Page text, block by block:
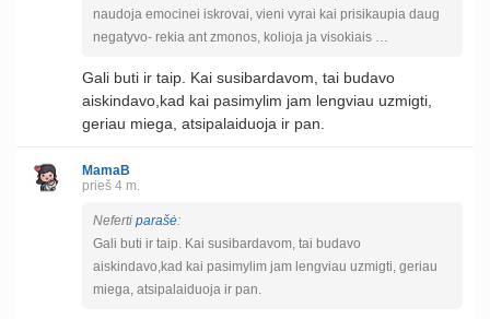
naudoja emocinei iskrovai, vieni vyrai kai prisikaupia daug
negatyvo- rekia ant zmonos, kolioja ja visokiais …
Gali buti ir taip. Kai susibardavom, tai budavo
aiskindavo,kad kai pasimylim jam lengviau uzmigti,
geriau miega, atsipalaiduoja ir pan.
MamaB
prieš 4 m.
Neferti parašė:
Gali buti ir taip. Kai susibardavom, tai budavo
aiskindavo,kad kai pasimylim jam lengviau uzmigti, geriau
miega, atsipalaiduoja ir pan.